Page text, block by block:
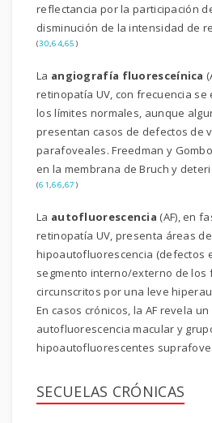
reflectancia por la participación
disminución de la intensidad de
(30,64,65 )
La angiografía fluoresceínica
retinopatía UV, con frecuencia
los límites normales, aunque
presentan casos de defectos de
parafoveales. Freedman y
en la membrana de Bruch y
(61,66,67 )
La autofluorescencia (AF), en
retinopatía UV, presenta áreas de
hipoautofluorescencia (defectos
segmento interno/externo de los
circunscritos por una leve
En casos crónicos, la AF revela
autofluorescencia macular y
hipoautofluorescentes
SECUELAS CRÓNICAS